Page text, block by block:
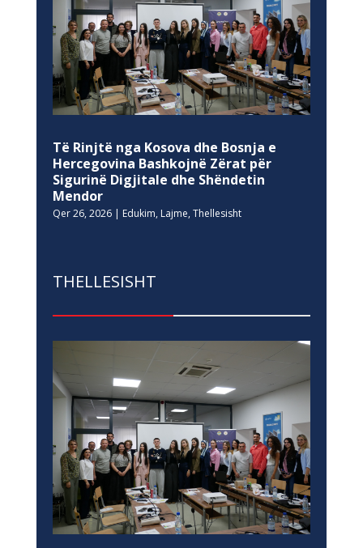
Të Rinjtë nga Kosova dhe Bosnja e
Hercegovina Bashkojnë Zërat për
Sigurinë Digjitale dhe Shëndetin
Mendor
Qer 26, 2026| Edukim, Lajme, Thellesisht
THELLESISHT